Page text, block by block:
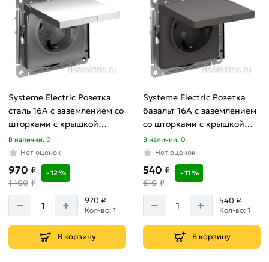
Systeme Electric Розетка
сталь 16А с заземлением со
шторками с крышкой
IP20,AtlasDesign
ATN000946
В наличии: 0
Нет оценок
970 ₽
1 100 ₽
- 12 %
970 ₽
Кол-во: 1
В корзину
Systeme Electric Розетка
базальт 16А с заземлением
со шторками с крышкой
IP20,AtlasDesign ATN001446
В наличии: 0
Нет оценок
540 ₽
610 ₽
- 11 %
540 ₽
Кол-во: 1
В корзину